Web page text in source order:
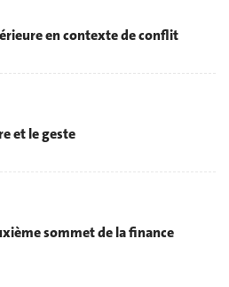
en contexte de conflit
et le geste
sommet de la finance